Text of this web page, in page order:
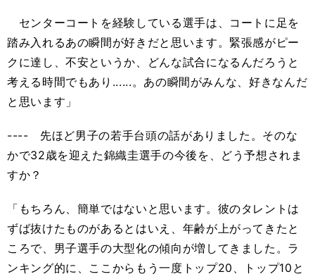
センターコートを経験している選手は、コートに足を
踏み入れるあの瞬間が好きだと思います。緊張感がピー
クに達し、不安というか、どんな試合になるんだろうと
考える時間でもあり......。あの瞬間がみんな、好きなんだ
と思います」
---- 先ほど男子の若手台頭の話がありました。そのな
かで32歳を迎えた錦織圭選手の今後を、どう予想されま
すか？
「もちろん、簡単ではないと思います。彼のタレントは
ずば抜けたものがあるとはいえ、年齢が上がってきたと
ころで、男子選手の大型化の傾向が増してきました。ラ
ンキング的に、ここからもう一度トップ20、トップ10と